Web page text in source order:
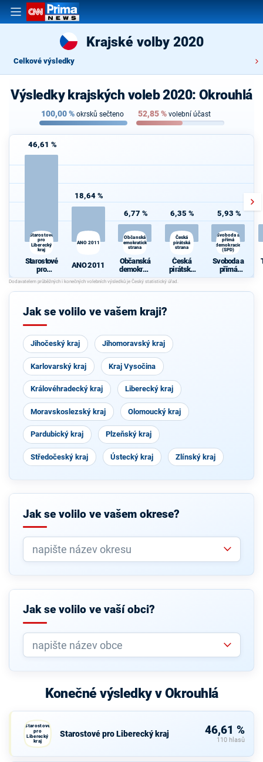
Krajské volby 2020
Celkové výsledky
Výsledky krajských voleb 2020: Okrouhlá
100,00% okrsků sečteno 52,85% volební účast
46,61 %
Starostové
pro
Liberecký
kraj
Starostové
pro
Liberecký
kraj
18,64 %
ANO 2011
ANO 2011
6,77 %
Občanská
demokratická
strana
Občanská
demokrati
cká strana
6,35 %
Česká
pirátská
strana
Česká
pirátská
strana
5,93 %
Svoboda a
přímá
demokracie
(SPD)
Svoboda a
přímá
demokraci
Jak se volilo ve vašem kraji?
Jihočeský kraj Jihomoravský kraj
Karlovarský kraj Kraj Vysočina
Královéhradecký kraj Liberecký kraj
Moravskoslezský kraj Olomoucký kraj
Pardubický kraj Plzeňský kraj
Středočeský kraj Ústecký kraj Zlínský kraj
Jak se volilo ve vašem okrese?
Jak se volilo ve vaší obci?
Konečné výsledky v Okrouhlá
Starostové
pro
Liberecký
kraj
Starostové pro Liberecký kraj 46,61 %
110 hlasů